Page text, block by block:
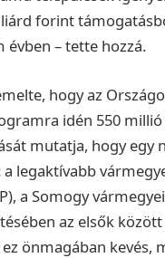
forint
– tette hozzá.
hogy az
idén 550
mutatja, hogy egy
legaktívabb
a Somogy
az elsők
önmagában